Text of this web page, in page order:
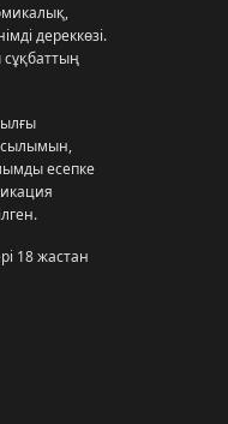
дереккөзі.
есепке
18 жастан